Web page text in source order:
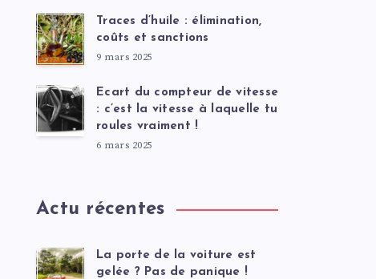
Traces d’huile : élimination,
coûts et sanctions
9 mars 2025
Ecart du compteur de vitesse
: c’est la vitesse à laquelle tu
roules vraiment !
6 mars 2025
Actu récentes
La porte de la voiture est
gelée ? Pas de panique !